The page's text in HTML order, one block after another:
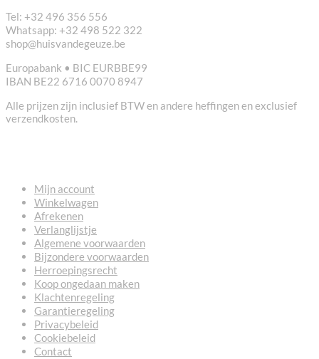
Tel: +32 496 356 556
Whatsapp: +32 498 522 322
shop@huisvandegeuze.be
Europabank • BIC EURBBE99
IBAN BE22 6716 0070 8947
Alle prijzen zijn inclusief BTW en andere heffingen en exclusief
verzendkosten.
Mijn account
Winkelwagen
Afrekenen
Verlanglijstje
Algemene voorwaarden
Bijzondere voorwaarden
Herroepingsrecht
Koop ongedaan maken
Klachtenregeling
Garantieregeling
Privacybeleid
Cookiebeleid
Contact